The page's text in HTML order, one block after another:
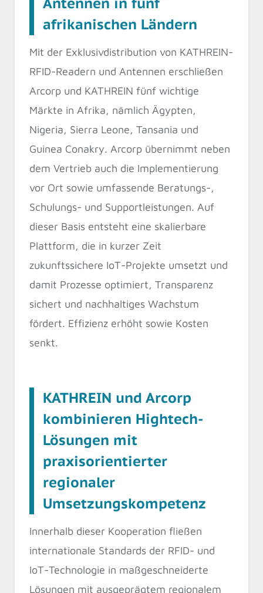
afrikanischen Ländern
Mit der Exklusivdistribution von KATHREIN-
RFID-Readern und Antennen erschließen
Arcorp und KATHREIN fünf wichtige
Märkte in Afrika, nämlich Ägypten,
Nigeria, Sierra Leone, Tansania und
Guinea Conakry. Arcorp übernimmt neben
dem Vertrieb auch die Implementierung
vor Ort sowie umfassende Beratungs-,
Schulungs- und Supportleistungen. Auf
dieser Basis entsteht eine skalierbare
Plattform, die in kurzer Zeit
zukunftssichere IoT-Projekte umsetzt und
damit Prozesse optimiert, Transparenz
sichert und nachhaltiges Wachstum
fördert. Effizienz erhöht sowie Kosten
senkt.
KATHREIN und Arcorp
kombinieren Hightech-
Lösungen mit
praxisorientierter
regionaler
Umsetzungskompetenz
Innerhalb dieser Kooperation fließen
internationale Standards der RFID- und
IoT-Technologie in maßgeschneiderte
Lösungen mit ausgeprägtem regionalem